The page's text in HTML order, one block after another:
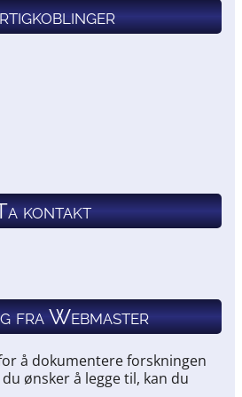
kontakt
fra Webmaster
å dokumentere forskningen
ønsker å legge til, kan du